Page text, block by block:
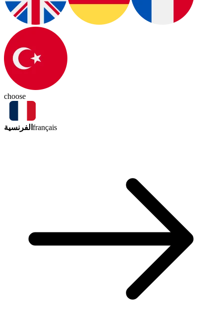
choose
الفرنسية français